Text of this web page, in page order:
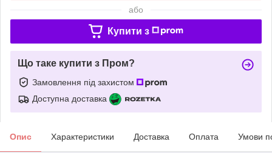
або
Купити з
Що таке купити з Пром?
Замовлення під захистом
Доступна доставка
Опис Характеристики Доставка Оплата Умови